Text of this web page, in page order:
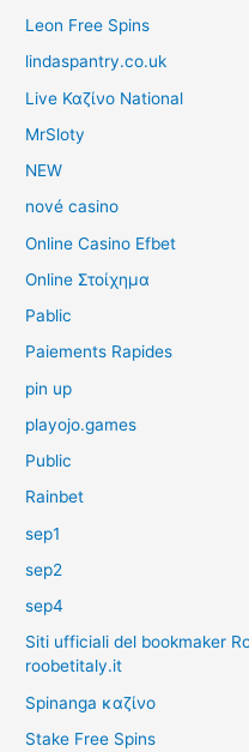
Leon Free Spins
lindaspantry.co.uk
Live Καζίνο National
MrSloty
NEW
nové casino
Online Casino Efbet
Online Στοίχημα
Pablic
Paiements Rapides
pin up
playojo.games
Public
Rainbet
sep1
sep2
sep4
Siti ufficiali del bookmaker
roobetitaly.it
Spinanga καζίνο
Stake Free Spins